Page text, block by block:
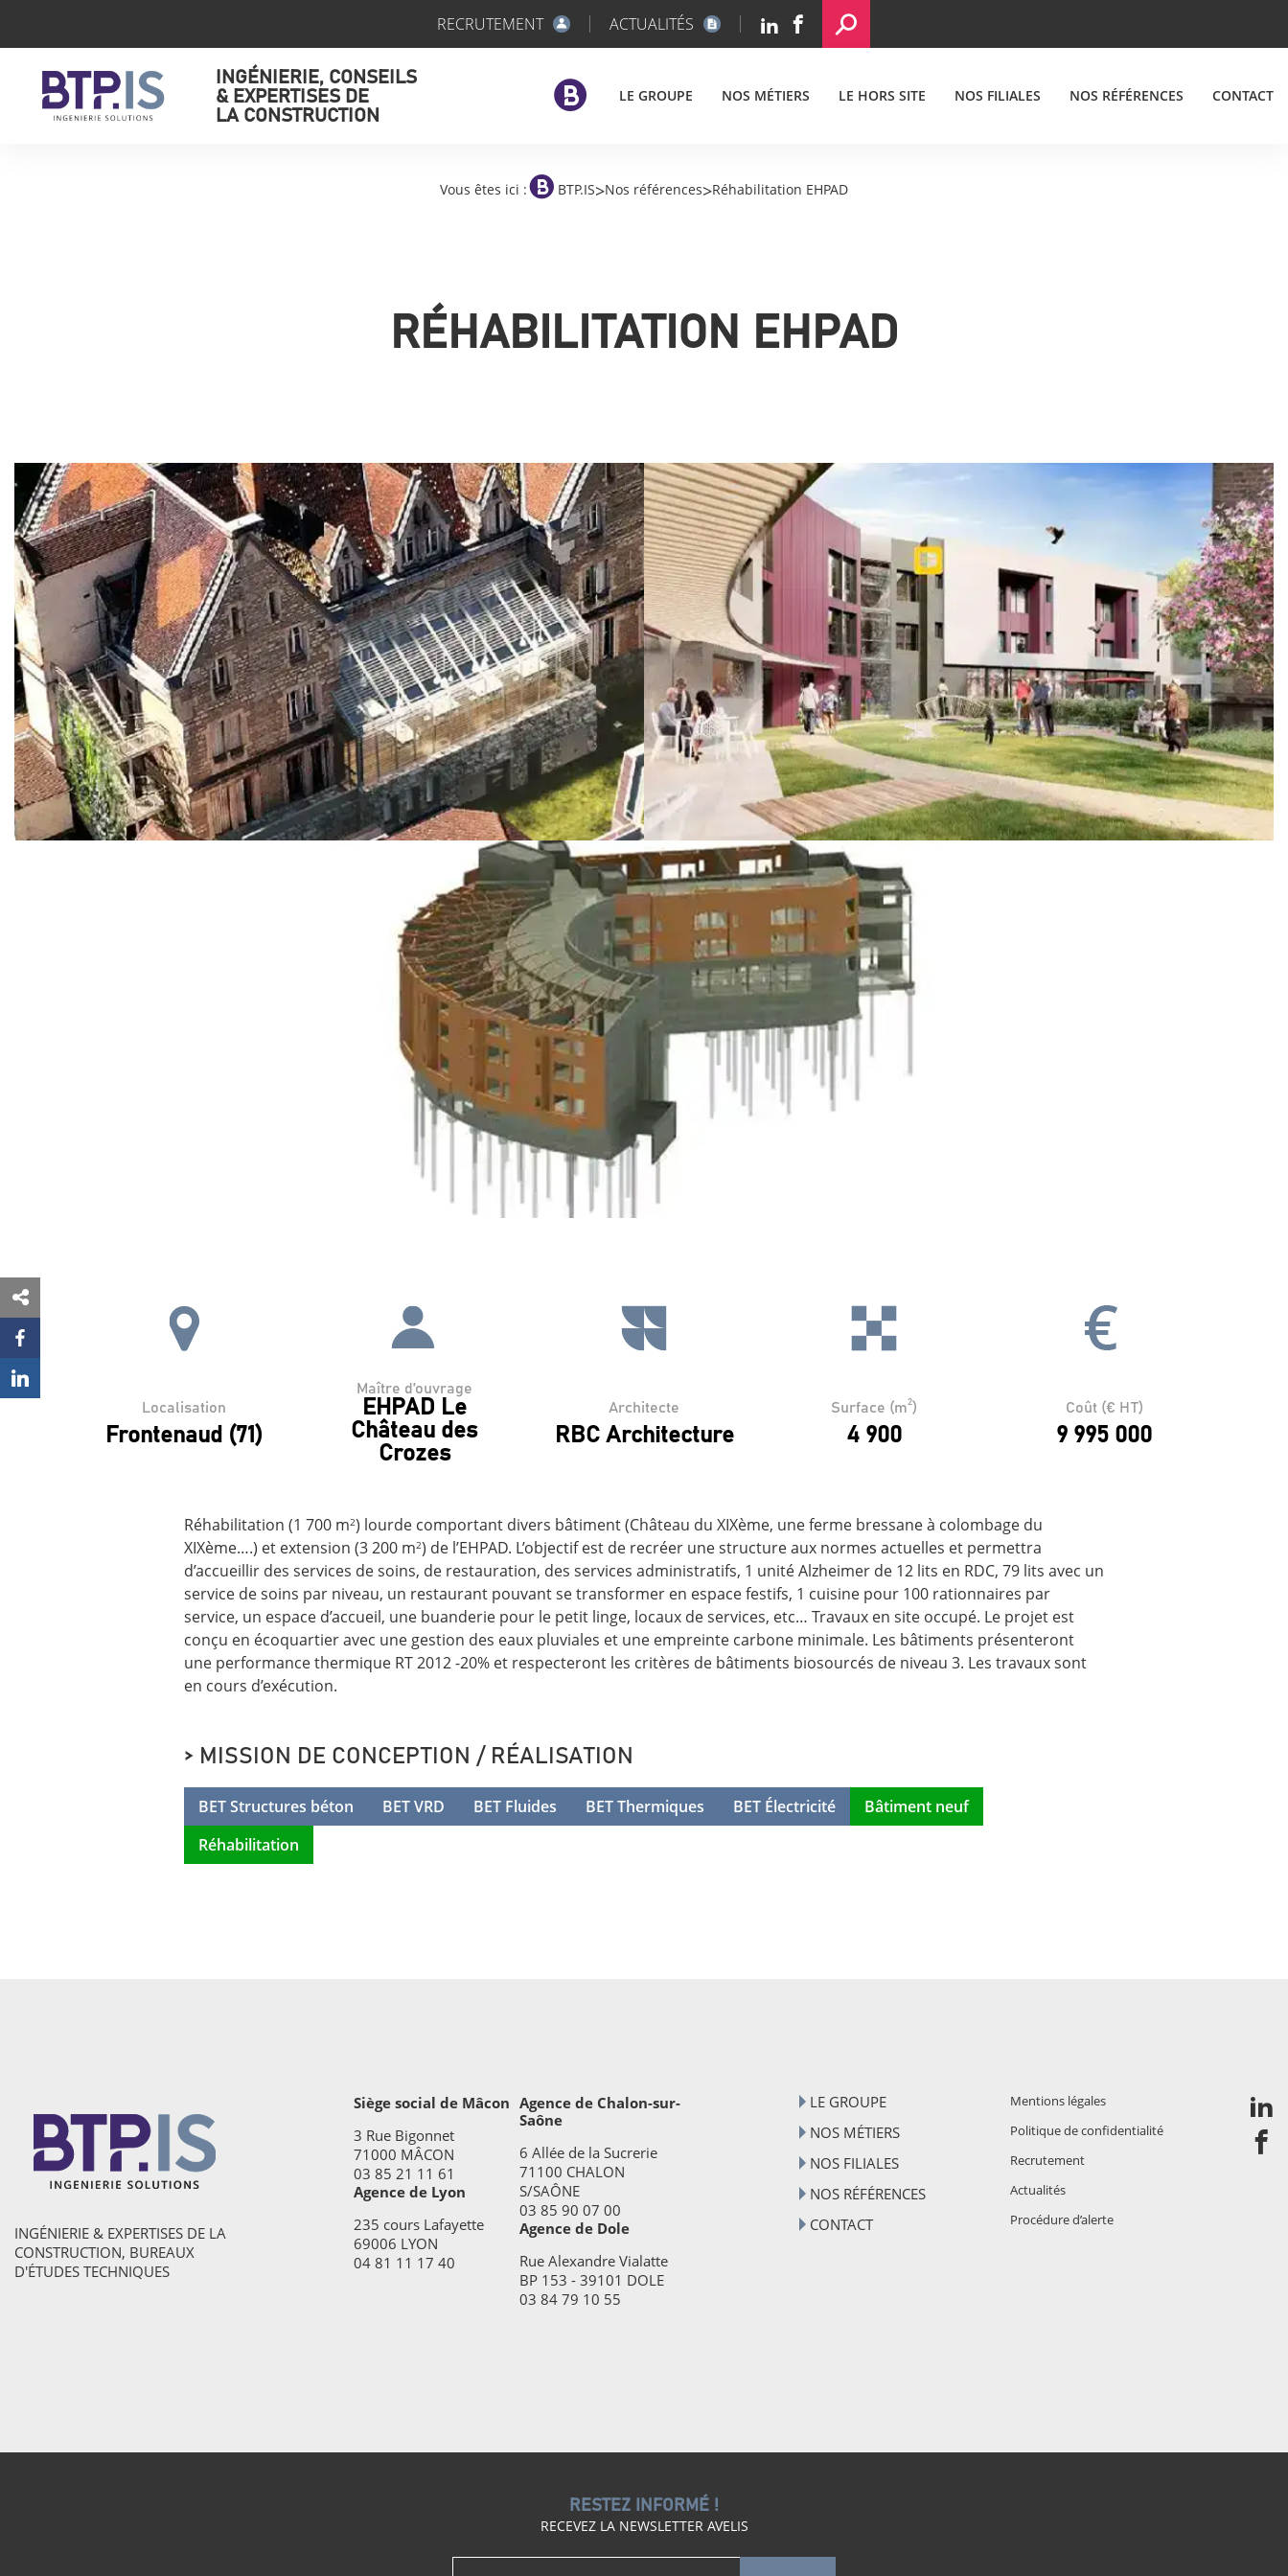
RECRUTEMENT ACTUALITÉS
INGÉNIERIE, CONSEILS
& EXPERTISES DE
LA CONSTRUCTION
LE GROUPE NOS MÉTIERS LE HORS SITE NOS FILIALES NOS RÉFÉRENCES CONTACT
Vous êtes ici : BTP.IS>Nos références>Réhabilitation EHPAD
RÉHABILITATION EHPAD
Localisation
Frontenaud (71)
Maître d’ouvrage
EHPAD Le
Château des
Crozes
Architecte
RBC Architecture
Surface (m2)
4 900
Coût (€ HT)
9 995 000
Réhabilitation (1 700 m2) lourde comportant divers bâtiment (Château du XIXème, une ferme bressane à colombage du
XIXème….) et extension (3 200 m2) de l’EHPAD. L’objectif est de recréer une structure aux normes actuelles et permettra
d’accueillir des services de soins, de restauration, des services administratifs, 1 unité Alzheimer de 12 lits en RDC, 79 lits avec un
service de soins par niveau, un restaurant pouvant se transformer en espace festifs, 1 cuisine pour 100 rationnaires par
service, un espace d’accueil, une buanderie pour le petit linge, locaux de services, etc… Travaux en site occupé. Le projet est
conçu en écoquartier avec une gestion des eaux pluviales et une empreinte carbone minimale. Les bâtiments présenteront
une performance thermique RT 2012 -20% et respecteront les critères de bâtiments biosourcés de niveau 3. Les travaux sont
en cours d’exécution.
> MISSION DE CONCEPTION / RÉALISATION
BET Structures béton BET VRD BET Fluides BET Thermiques BET Électricité
Bâtiment neuf
Réhabilitation
INGÉNIERIE & EXPERTISES DE LA
CONSTRUCTION, BUREAUX
D'ÉTUDES TECHNIQUES
Siège social de Mâcon
3 Rue Bigonnet
71000 MÂCON
03 85 21 11 61
Agence de Lyon
235 cours Lafayette
69006 LYON
04 81 11 17 40
Agence de Chalon-sur-
Saône
6 Allée de la Sucrerie
71100 CHALON
S/SAÔNE
03 85 90 07 00
Agence de Dole
Rue Alexandre Vialatte
BP 153 - 39101 DOLE
03 84 79 10 55
LE GROUPE
NOS MÉTIERS
NOS FILIALES
NOS RÉFÉRENCES
CONTACT
Mentions légales
Politique de confidentialité
Recrutement
Actualités
Procédure d’alerte
RESTEZ INFORMÉ !
RECEVEZ LA NEWSLETTER AVELIS